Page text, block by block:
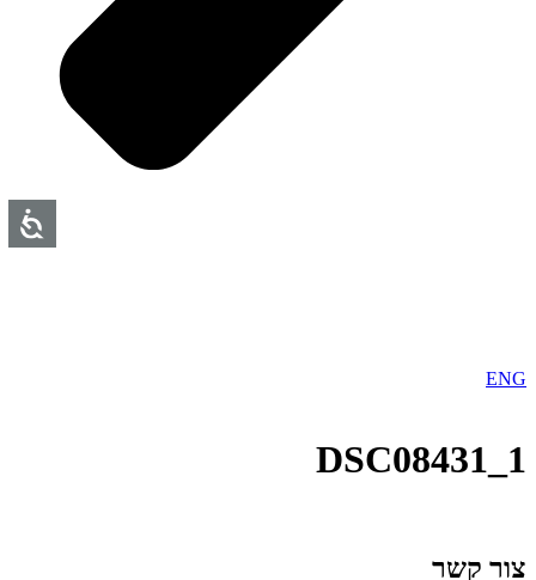
ENG
DSC08431_1
צור קשר